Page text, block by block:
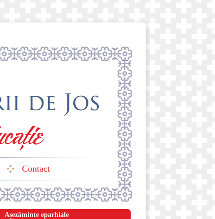
Contact
Așezăminte eparhiale